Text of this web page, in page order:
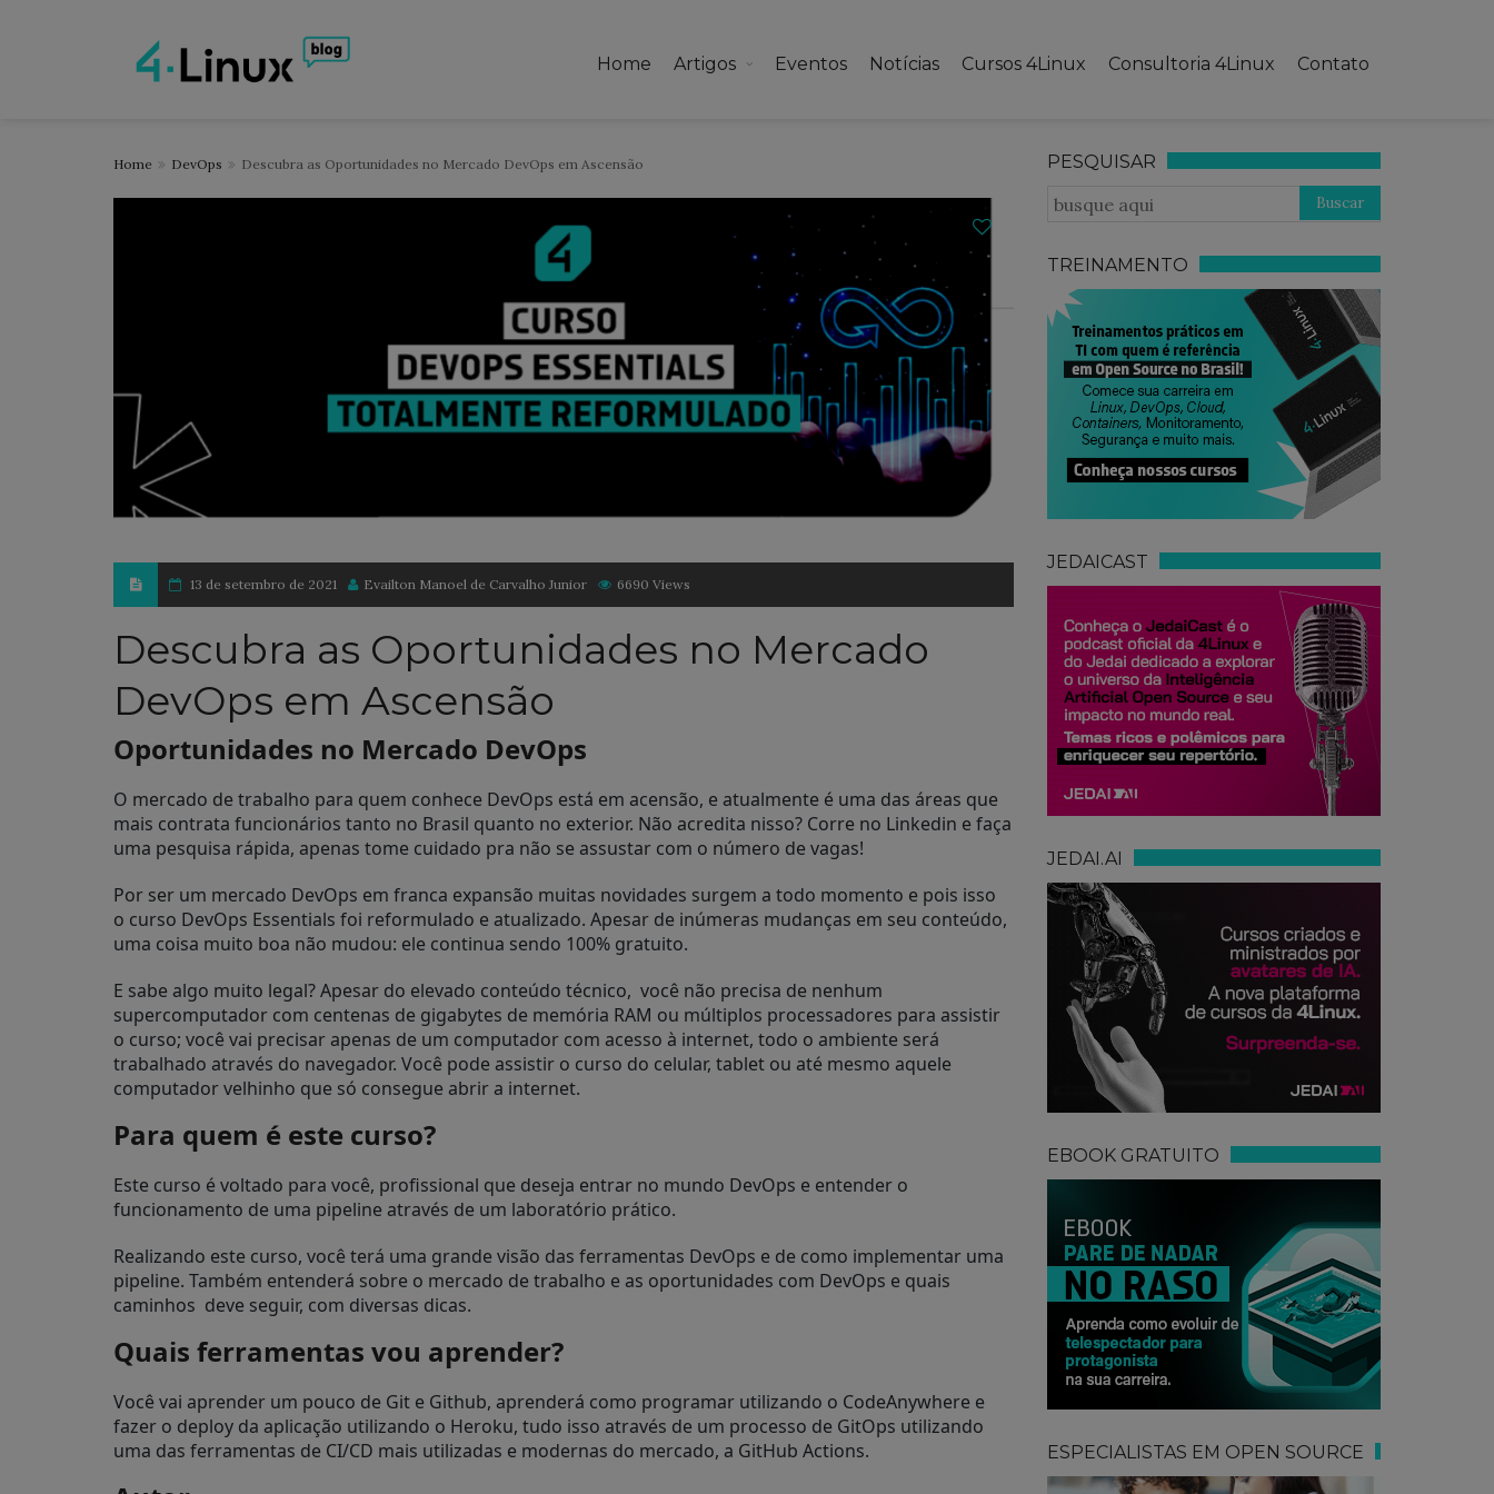
Home Artigos Eventos Notícias Cursos 4Linux Consultoria 4Linux Contato
Home DevOps Descubra as Oportunidades no Mercado DevOps em Ascensão
13 de setembro de 2021 Evailton Manoel de Carvalho Junior 6690 Views
Descubra as Oportunidades no Mercado
DevOps em Ascensão
Oportunidades no Mercado DevOps
O mercado de trabalho para quem conhece DevOps está em acensão, e atualmente é uma das áreas que
mais contrata funcionários tanto no Brasil quanto no exterior. Não acredita nisso? Corre no Linkedin e faça
uma pesquisa rápida, apenas tome cuidado pra não se assustar com o número de vagas!
Por ser um mercado DevOps em franca expansão muitas novidades surgem a todo momento e pois isso
o curso DevOps Essentials foi reformulado e atualizado. Apesar de inúmeras mudanças em seu conteúdo,
uma coisa muito boa não mudou: ele continua sendo 100% gratuito.
E sabe algo muito legal? Apesar do elevado conteúdo técnico, você não precisa de nenhum
supercomputador com centenas de gigabytes de memória RAM ou múltiplos processadores para assistir
o curso; você vai precisar apenas de um computador com acesso à internet, todo o ambiente será
trabalhado através do navegador. Você pode assistir o curso do celular, tablet ou até mesmo aquele
computador velhinho que só consegue abrir a internet.
Para quem é este curso?
Este curso é voltado para você, profissional que deseja entrar no mundo DevOps e entender o
funcionamento de uma pipeline através de um laboratório prático.
Realizando este curso, você terá uma grande visão das ferramentas DevOps e de como implementar uma
pipeline. Também entenderá sobre o mercado de trabalho e as oportunidades com DevOps e quais
caminhos deve seguir, com diversas dicas.
Quais ferramentas vou aprender?
Você vai aprender um pouco de Git e Github, aprenderá como programar utilizando o CodeAnywhere e
fazer o deploy da aplicação utilizando o Heroku, tudo isso através de um processo de GitOps utilizando
uma das ferramentas de CI/CD mais utilizadas e modernas do mercado, a GitHub Actions.
PESQUISAR
TREINAMENTO
JEDAICAST
JEDAI.AI
EBOOK GRATUITO
ESPECIALISTAS EM OPEN SOURCE